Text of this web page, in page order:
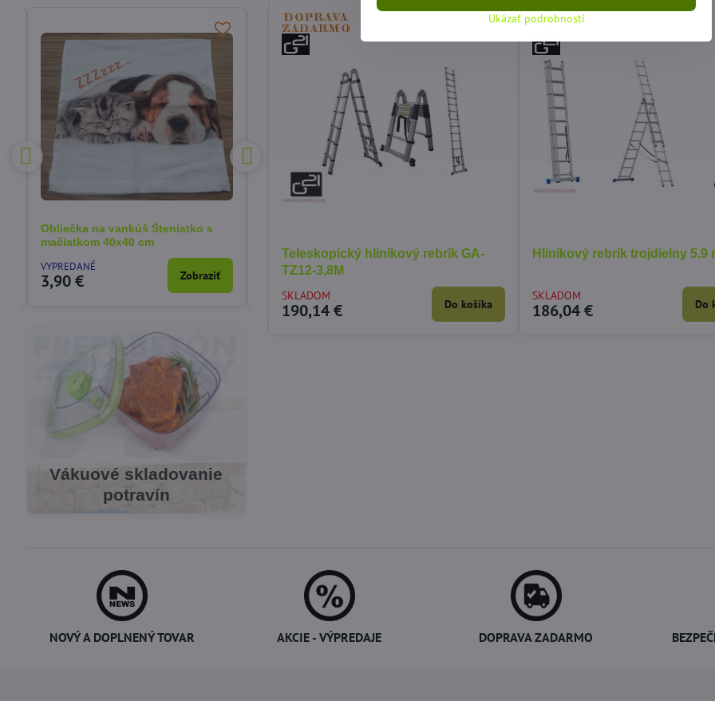
Teleskopický hliníkový rebrík GA-
TZ12-3,8M
SKLADOM
190,14 € Do košíka
Hliníkový rebrík trojdielny 5,9
SKLADOM
186,04 € Do
Obliečka na vankúš Šteniatko s
mačiatkom 40x40 cm
VYPREDANÉ
3,90 € Zobraziť
SKLADOM
3,90 €
Vákuové skladovanie
potravín
Potreby pre cukrárov
NOVÝ A DOPLNENÝ TOVAR AKCIE - VÝPREDAJE DOPRAVA ZADARMO
Ukázať podrobnosti